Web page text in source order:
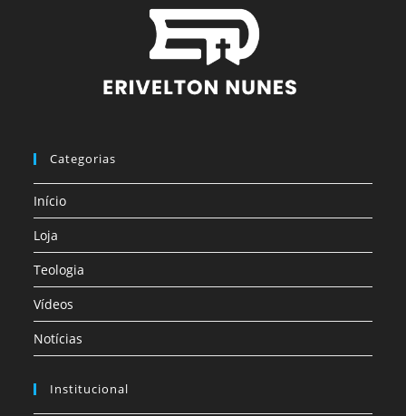
Categorias
Início
Loja
Teologia
Vídeos
Notícias
Institucional